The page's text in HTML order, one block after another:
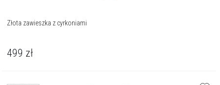
Złota zawieszka z cyrkoniami
499 zł